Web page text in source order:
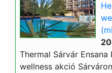
Thermal Sárvár
wellness akció